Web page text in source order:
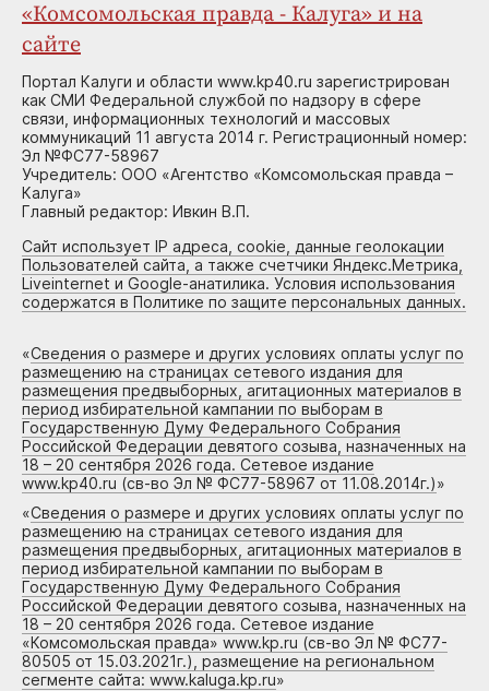
«Комсомольская правда - Калуга» и на
сайте
Портал Калуги и области www.kp40.ru зарегистрирован
как СМИ Федеральной службой по надзору в сфере
связи, информационных технологий и массовых
коммуникаций 11 августа 2014 г. Регистрационный номер:
Эл №ФС77-58967
Учредитель: ООО «Агентство «Комсомольская правда –
Калуга»
Главный редактор: Ивкин В.П.
Сайт использует IP адреса, cookie, данные геолокации
Пользователей сайта, а также счетчики Яндекс.Метрика,
Liveinternet и Google-анатилика. Условия использования
содержатся в Политике по защите персональных данных.
«Сведения о размере и других условиях оплаты услуг по
размещению на страницах сетевого издания для
размещения предвыборных, агитационных материалов в
период избирательной кампании по выборам в
Государственную Думу Федерального Собрания
Российской Федерации девятого созыва, назначенных на
18 – 20 сентября 2026 года. Сетевое издание
www.kp40.ru (св-во Эл № ФС77-58967 от 11.08.2014г.)»
«Сведения о размере и других условиях оплаты услуг по
размещению на страницах сетевого издания для
размещения предвыборных, агитационных материалов в
период избирательной кампании по выборам в
Государственную Думу Федерального Собрания
Российской Федерации девятого созыва, назначенных на
18 – 20 сентября 2026 года. Сетевое издание
«Комсомольская правда» www.kp.ru (св-во Эл № ФС77-
80505 от 15.03.2021г.), размещение на региональном
сегменте сайта: www.kaluga.kp.ru»